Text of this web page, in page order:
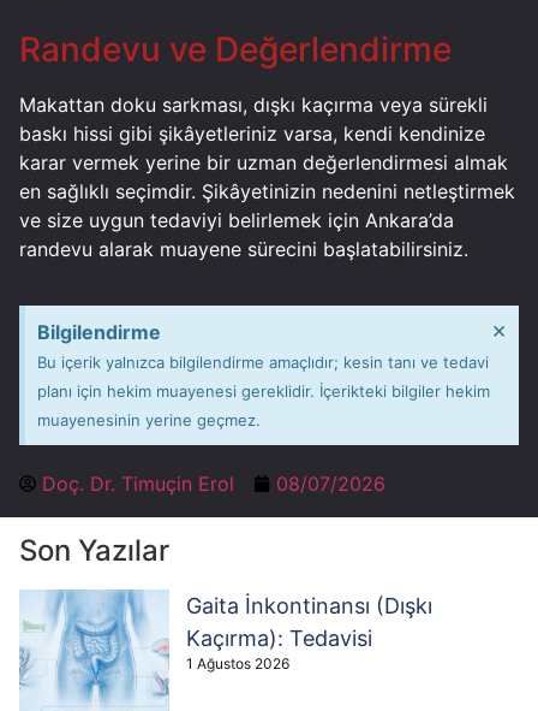
Randevu ve Değerlendirme
Makattan doku sarkması, dışkı kaçırma veya sürekli
baskı hissi gibi şikâyetleriniz varsa, kendi kendinize
karar vermek yerine bir uzman değerlendirmesi almak
en sağlıklı seçimdir. Şikâyetinizin nedenini netleştirmek
ve size uygun tedaviyi belirlemek için Ankara’da
randevu alarak muayene sürecini başlatabilirsiniz.
Bilgilendirme
Bu içerik yalnızca bilgilendirme amaçlıdır; kesin tanı ve tedavi
planı için hekim muayenesi gereklidir. İçerikteki bilgiler hekim
muayenesinin yerine geçmez.
×
Doç. Dr. Timuçin Erol 08/07/2026
Son Yazılar
Gaita İnkontinansı (Dışkı
Kaçırma): Tedavisi
1 Ağustos 2026